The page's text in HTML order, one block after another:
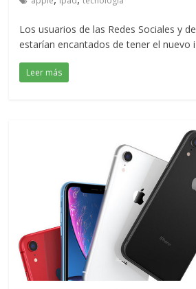
Los usuarios de las Redes Sociales y
estarían encantados de tener el nuevo
Leer más